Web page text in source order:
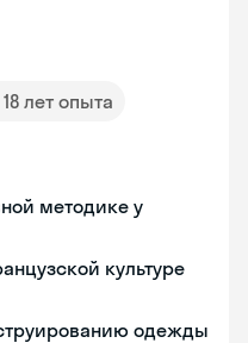
18 лет опыта
методике у
культуре
одежды